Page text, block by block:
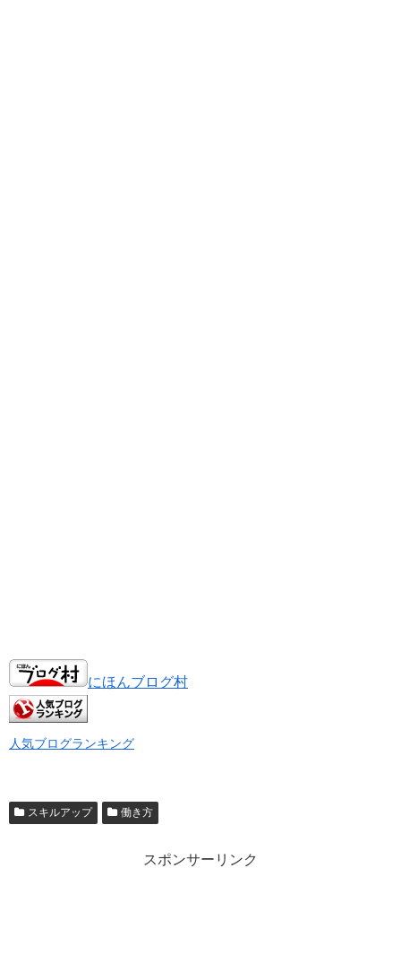
にほんブログ村
人気ブログランキング
スキルアップ 働き方
スポンサーリンク